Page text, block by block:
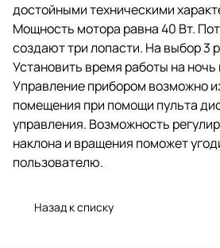
достойными техническими
Мощность мотора равна 40 Вт.
создают три лопасти. На выбор 3
Установить время работы на
Управление прибором возможно
помещения при помощи пульта
управления. Возможность
наклона и вращения поможет
пользователю.
Назад к списку